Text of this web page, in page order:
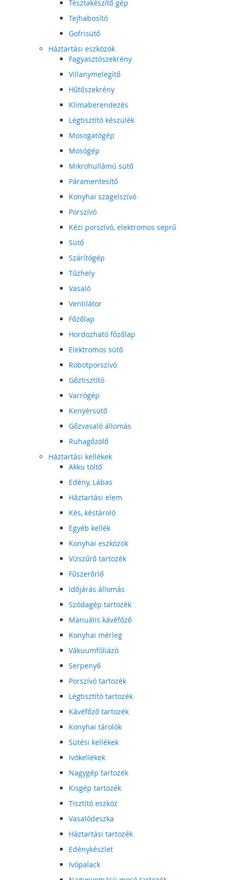
Tésztakészítő gép
Tejhabosító
Gofrisütő
Háztartási eszközök
Fagyasztószekrény
Villanymelegítő
Hűtőszekrény
Klímaberendezés
Légtisztító készülék
Mosogatógép
Mosógép
Mikrohullámú sütő
Páramentesítő
Konyhai szagelszívó
Porszívó
Kézi porszívó, elektromos seprű
Sütő
Szárítógép
Tűzhely
Vasaló
Ventilátor
Főzőlap
Hordozható főzőlap
Elektromos sütő
Robotporszívó
Gőztisztító
Varrógép
Kenyérsütő
Gőzvasaló állomás
Ruhagőzölő
Háztartási kellékek
Akku töltő
Edény, Lábas
Háztartási elem
Kés, késtároló
Egyéb kellék
Konyhai eszközök
Vízszűrő tartozék
Fűszerőrlő
Időjárás állomás
Szódagép tartozék
Manuális kávéfőző
Konyhai mérleg
Vákuumfóliázó
Serpenyő
Porszívó tartozék
Légtisztító tartozék
Kávéfőző tartozék
Konyhai tárolók
Sütési kellékek
Ivókellékek
Nagygép tartozék
Kisgép tartozék
Tisztító eszköz
Vasalódeszka
Háztartási tartozék
Edénykészlet
Ivópalack